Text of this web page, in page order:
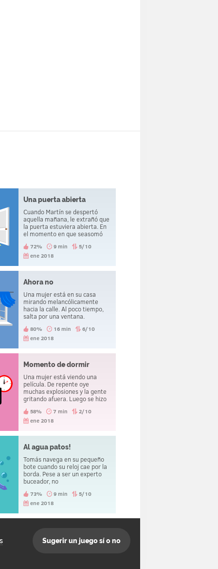
Una puerta abierta
Cuando Martín se despertó
aquella mañana, le extrañó que
la puerta estuviera abierta. En
el momento en que seasomó
72% 9 min
5/10
ene 2018
Ahora no
Una mujer está en su casa
mirando melancólicamente
hacia la calle. Al poco tiempo,
salta por una ventana.
suena el teléfono y ella se
lamenta de haber saltado.
80% 16 min
6/10
ene 2018
Momento de dormir
Una mujer está viendo una
película. De repente oye
muchas explosiones y la gente
gritando afuera. Luego se hizo
televisor y se fue a dormir.
58% 7 min
2/10
ene 2018
Al agua patos!
Tomás navega en su pequeño
bote cuando su reloj cae por la
borda. Pese a ser un experto
buceador, no
73% 9 min
5/10
ene 2018
Sugerir un juego sí o no